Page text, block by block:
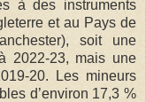
à des instruments
et au Pays de
soit une
2022-23, mais une
20. Les mineurs
d’environ 17,3 %